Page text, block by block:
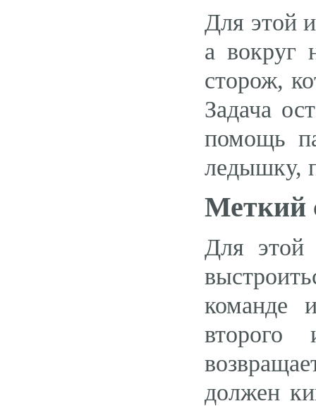
Для этой
а вокруг
сторож,
Задача
помощь
ледышку,
Меткий
Для этой
команде
второго
должен